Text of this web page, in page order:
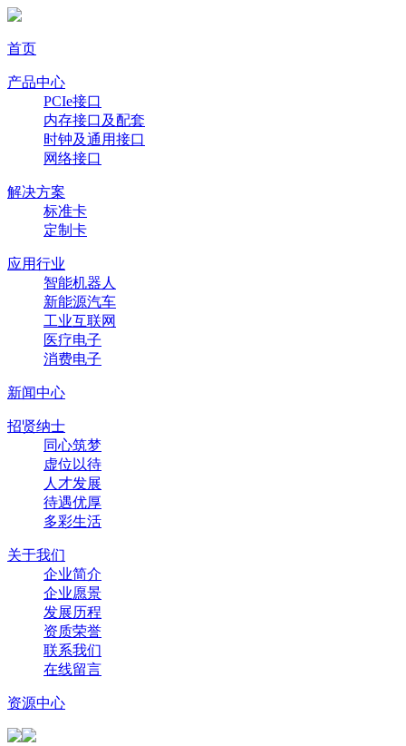
首页
产品中心
PCIe接口
内存接口及配套
时钟及通用接口
网络接口
解决方案
标准卡
定制卡
应用行业
智能机器人
新能源汽车
工业互联网
医疗电子
消费电子
新闻中心
招贤纳士
同心筑梦
虚位以待
人才发展
待遇优厚
多彩生活
关于我们
企业简介
企业愿景
发展历程
资质荣誉
联系我们
在线留言
资源中心